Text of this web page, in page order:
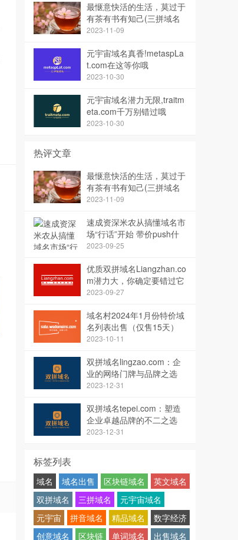
最惬意快活的生活，莫过于
有茶有书有知己(三拼域名
茶知已)
2023-11-09
元宇宙域名真香!metaspLa
t.com在这等你哦
2023-10-30
元宇宙域名潜力无限,traitm
eta.com千万别错过哦
2023-10-30
热评文章
最惬意快活的生活，莫过于
有茶有书有知己(三拼域名
茶知已)
2023-11-09
速成资深米农从搞懂域名市
场“行话”开始 带价push什
么意思？
2023-09-25
优质双拼域名Liangzhan.co
m潜力大，你确定要错过它
吗？
2023-09-27
域名村2024年1月份特价域
名列表出售（仅售15天）
2023-10-11
双拼域名lingzao.com：企
业的网络门牌与品牌之选
2023-12-31
双拼域名tepei.com：塑造
企业卓越品牌的不二之选
2023-12-31
标签列表
域名 域名出售 区块链域名
英文域名
双拼域名
三拼域名
元宇宙域名
元宇宙
拼音域名 精品域名
数字经济
创意域名
区块链 单词域名 出售域名